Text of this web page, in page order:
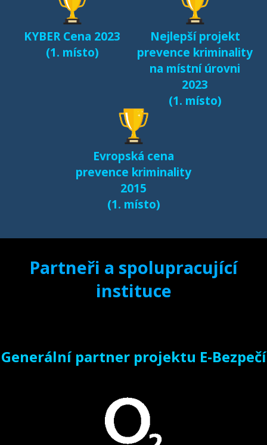
KYBER Cena 2023
(1. místo)
Nejlepší projekt
prevence kriminality
na místní úrovni
2023
(1. místo)
Evropská cena
prevence kriminality
2015
(1. místo)
Partneři a spolupracující
instituce
Generální partner projektu E-Bezpečí